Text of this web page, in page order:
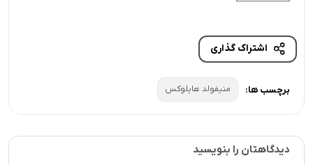
اشتراک گذاری
برچسب ها: منیفولد هایلوکس
دیدگاهتان را بنویسید